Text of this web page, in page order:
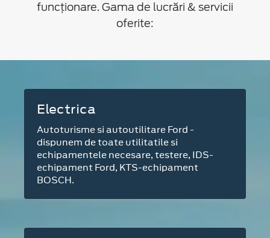
funcționare. Gama de lucrări & servicii
oferite:
Electrica
Autoturisme si autoutilitare Ford -
dispunem de toate utilitatile si
echipamentele necesare, testere, IDS-
echipament Ford, KTS-echipament
BOSCH.